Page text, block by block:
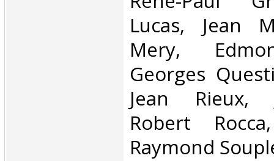
Lucas, Jean
Mery,
Georges
Jean Rieux,
Robert
Raymond